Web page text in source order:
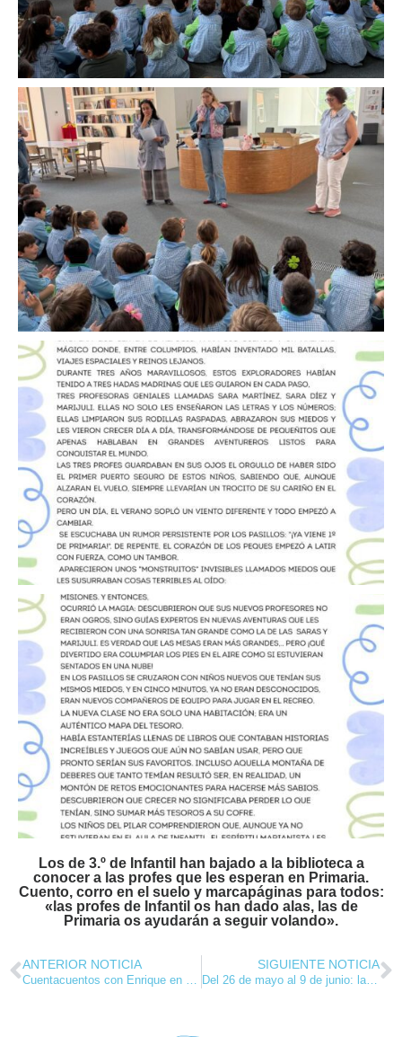
Los de 3.º de Infantil han bajado a la biblioteca a
conocer a las profes que les esperan en Primaria.
Cuento, corro en el suelo y marcapáginas para todos:
«las profes de Infantil os han dado alas, las de
Primaria os ayudarán a seguir volando».
ANTERIOR NOTICIA
Cuentacuentos con Enrique en Educación Infantil
SIGUIENTE NOTICIA
Del 26 de mayo al 9 de junio: las representaciones de teatro de este curso